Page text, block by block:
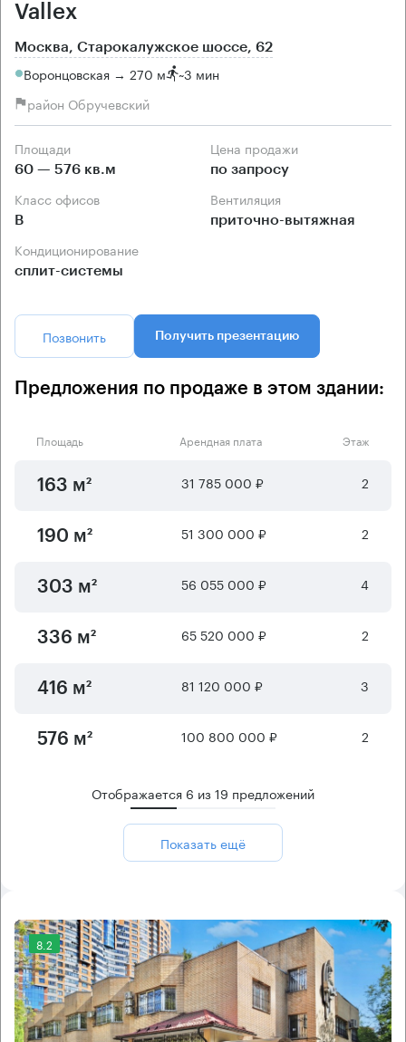
Vallex
Москва, Старокалужское шоссе, 62
Воронцовская → 270 м ~3 мин
район Обручевский
Площади
60 — 576 кв.м
Цена продажи
по запросу
Класс офисов
B
Вентиляция
приточно-вытяжная
Кондиционирование
сплит-системы
Позвонить Получить презентацию
Предложения по продаже в этом здании:
Площадь Арендная плата Этаж
163 м² 31 785 000 ₽ 2
190 м² 51 300 000 ₽ 2
303 м² 56 055 000 ₽ 4
336 м² 65 520 000 ₽ 2
416 м² 81 120 000 ₽ 3
576 м² 100 800 000 ₽ 2
Отображается 6 из19 предложений
Показать ещё
8.2